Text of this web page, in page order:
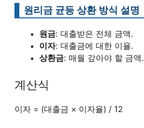
원리금 균등 상환 방식 설명
원금: 대출받은 전체 금액.
이자: 대출금에 대한 이율.
상환금: 매월 갚아야 할 금액.
계산식
이자 = (대출금 × 이자율) / 12